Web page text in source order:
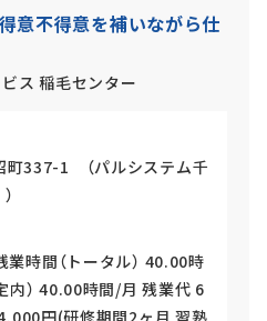
員
意不得意を補いながら仕
ス 稲毛センター
町337-1 （パルシステム千
）
時間（トータル） 40.00時
内） 40.00時間/月 残業代 6
円(研修期間2ヶ月 習熟